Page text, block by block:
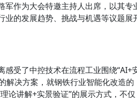
军作为大会特邀主持人出席，以其专
业的发展趋势、挑战与机遇等议题展
受了中控技术在流程工业围绕“AI+
解决方案，就钢铁行业智能化改造的
论讲解+实景验证”的展示方式，不仅